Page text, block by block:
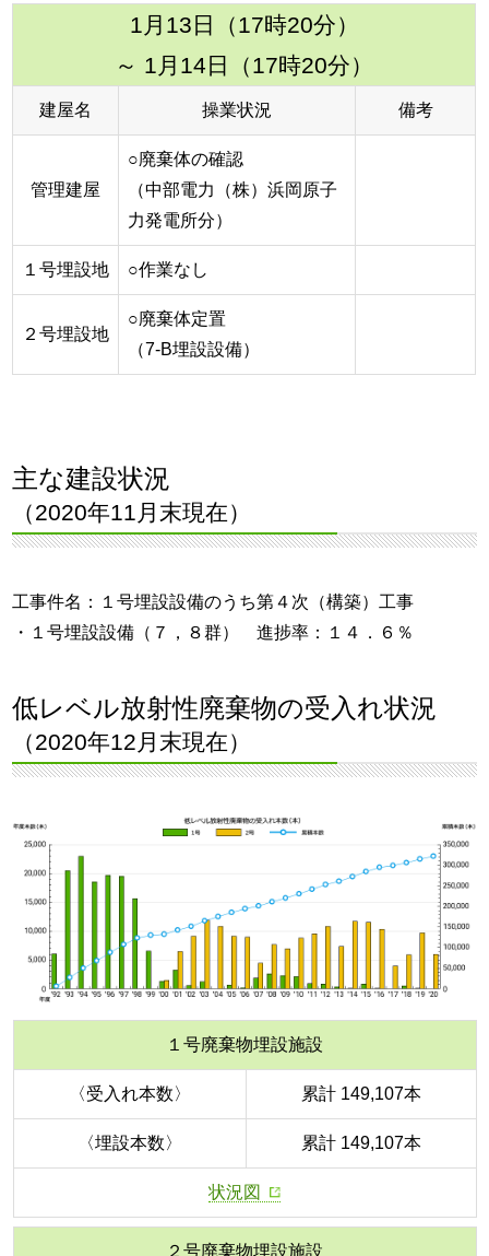
1月13日（17時20分）
～ 1月14日（17時20分）
建屋名 操業状況 備考
管理建屋
○廃棄体の確認
（中部電力（株）浜岡原子
力発電所分）
１号埋設地 ○作業なし
２号埋設地
○廃棄体定置
（7-B埋設設備）
主な建設状況
（2020年11月末現在）
工事件名：１号埋設設備のうち第４次（構築）工事
・１号埋設設備（７，８群） 進捗率：１４．６％
低レベル放射性廃棄物の受入れ状況
（2020年12月末現在）
１号廃棄物埋設施設
〈受入れ本数〉 累計 149,107本
〈埋設本数〉 累計 149,107本
状況図
２号廃棄物埋設施設